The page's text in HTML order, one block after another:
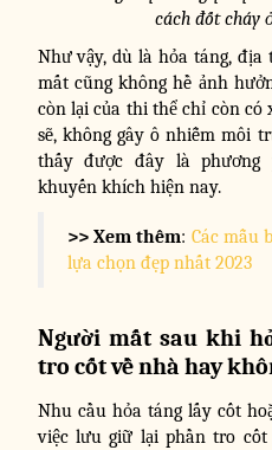
cách đốt cháy
Như vậy, dù là hỏa táng,
mất cũng không hề ảnh
còn lại của thi thể chỉ còn có
sẽ, không gây ô nhiễm môi
thấy được đây là phương
khuyến khích hiện nay.
>> Xem thêm: Các mẫu
lựa chọn đẹp nhất 2023
Người mất sau khi
tro cốt về nhà hay
Nhu cầu hỏa táng lấy cốt
việc lưu giữ lại phần tro